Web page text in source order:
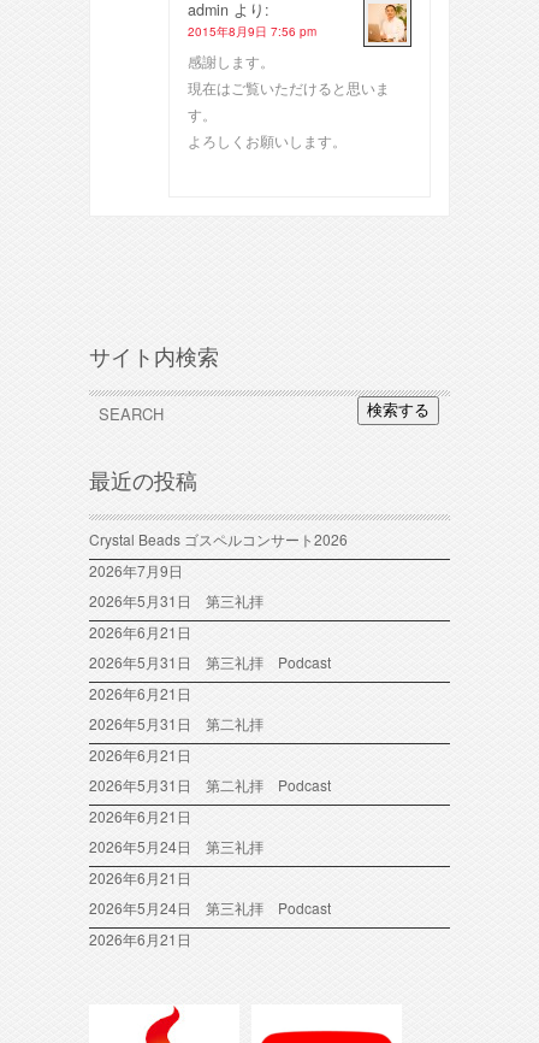
admin より:
2015年8月9日 7:56 pm
感謝します。
現在はご覧いただけると思いま
す。
よろしくお願いします。
サイト内検索
検索する
最近の投稿
Crystal Beads ゴスペルコンサート2026
2026年7月9日
2026年5月31日 第三礼拝
2026年6月21日
2026年5月31日 第三礼拝 Podcast
2026年6月21日
2026年5月31日 第二礼拝
2026年6月21日
2026年5月31日 第二礼拝 Podcast
2026年6月21日
2026年5月24日 第三礼拝
2026年6月21日
2026年5月24日 第三礼拝 Podcast
2026年6月21日